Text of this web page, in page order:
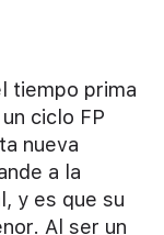
tiempo prima
ciclo FP
nueva
a la
y es que su
Al ser un